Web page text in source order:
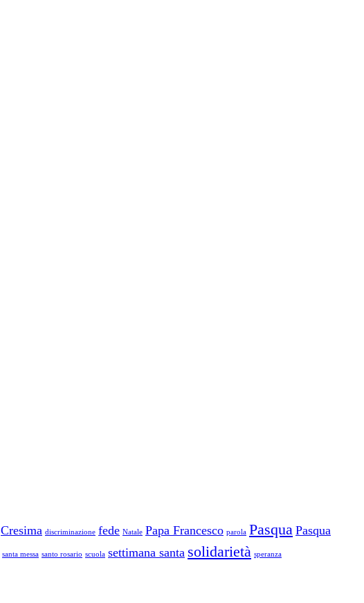
Cresima discriminazione fede Natale Papa Francesco parola Pasqua Pasqua
santa messa santo rosario scuola settimana santa solidarietà speranza